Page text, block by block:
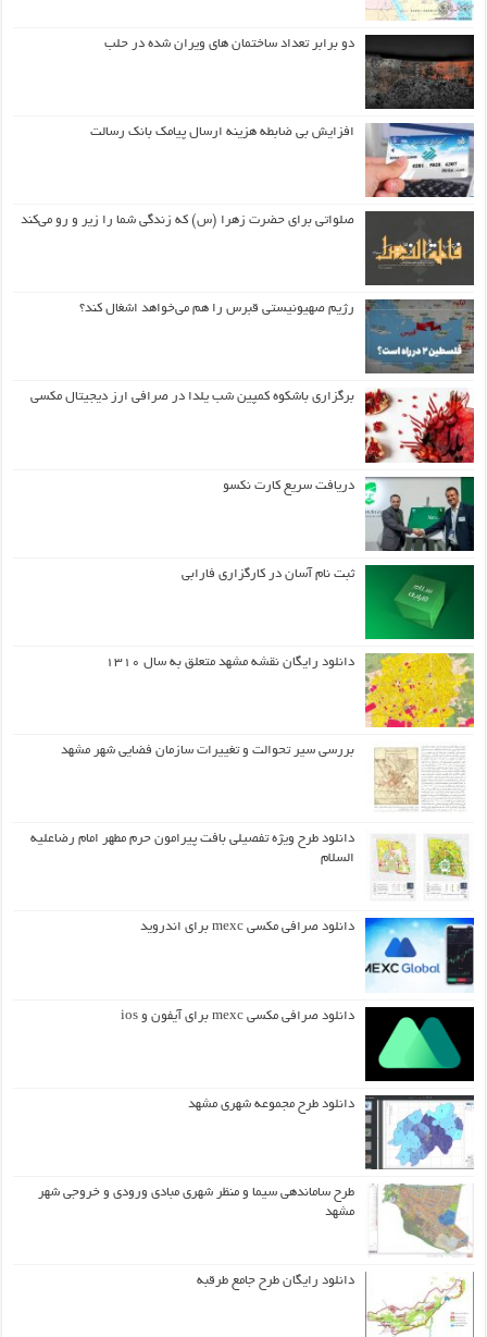
دو برابر تعداد ساختمان های ویران شده در حلب
افزایش بی ضابطه هزینه ارسال پیامک بانک رسالت
صلواتی برای حضرت زهرا (س) که زندگی شما را زیر و رو می‌کند
رژیم صهیونیستی قبرس را هم می‌خواهد اشغال کند؟
برگزاری باشکوه کمپین شب یلدا در صرافی ارز دیجیتال مکسی
دریافت سریع کارت نکسو
ثبت نام آسان در کارگزاری فارابی
دانلود رایگان نقشه مشهد متعلق به سال ۱۳۱۰
بررسی سیر تحوالت و تغییرات سازمان فضایی شهر مشهد
دانلود طرح ويژه تفصيلي بافت پيرامون حرم مطهر امام رضاعليه
السلام
دانلود صرافی مکسی mexc برای اندروید
دانلود صرافی مکسی mexc برای آیفون و ios
دانلود طرح مجموعه شهری مشهد
طرح ساماندهی سیما و منظر شهری مبادی ورودی و خروجی شهر
مشهد
دانلود رایگان طرح جامع طرقبه